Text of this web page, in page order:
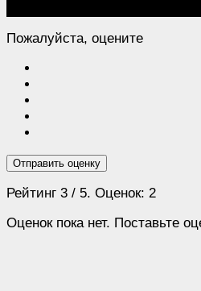
Пожалуйста, оцените
Отправить оценку
Рейтинг 3 / 5. Оценок: 2
Оценок пока нет. Поставьте